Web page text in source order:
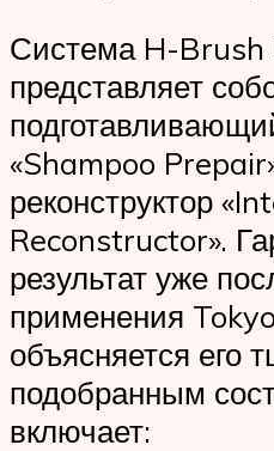
Система H-
представляет
«Shampoo
реконструктор
Reconstructor».
результат уже
применения
объясняется его
подобранным
включает: